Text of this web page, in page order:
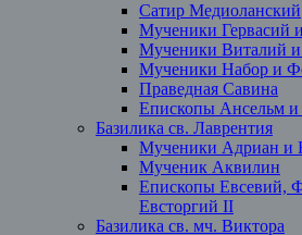
Сатир Медиоланский
Мученики Гервасий
Мученики Виталий
Мученики Набор и
Праведная Савина
Епископы Ансельм и
Базилика св. Лаврентия
Мученики Адриан и
Мученик Аквилин
Епископы Евсевий,
Евсторгий II
Базилика св. мч. Виктора